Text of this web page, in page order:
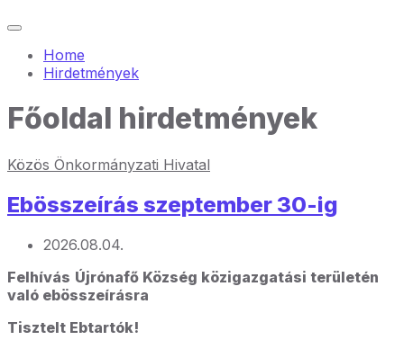
Home
Hirdetmények
Főoldal hirdetmények
Közös Önkormányzati Hivatal
Ebösszeírás szeptember 30-ig
2026.08.04.
Felhívás Újrónafő Község közigazgatási területén
való ebösszeírásra
Tisztelt Ebtartók!